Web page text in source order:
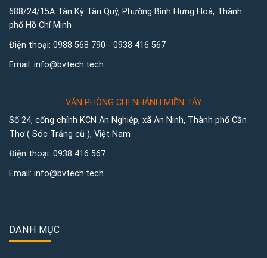
688/24/15A Tân Kỳ Tân Quý, Phường Bình Hưng Hoà, Thành
phố Hồ Chí Minh
Điện thoại: 0988 568 790 - 0938 416 567
Email: info@bvtech.tech
VĂN PHÒNG CHI NHÁNH MIỀN TÂY
Số 24, cổng chính KCN An Nghiệp, xã An Ninh, Thành phố Cần
Thơ ( Sóc Trăng cũ ), Việt Nam
Điện thoại: 0938 416 567
Email: info@bvtech.tech
DANH MỤC